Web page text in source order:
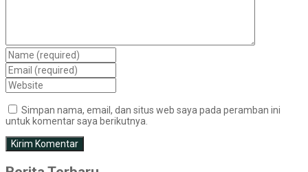
Simpan nama, email, dan situs web saya pada peramban ini
untuk komentar saya berikutnya.